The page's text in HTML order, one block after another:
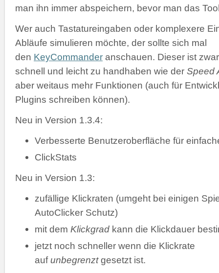
man ihn immer abspeichern, bevor man das
Wer auch Tastatureingaben oder komplexere
Abläufe simulieren möchte, der sollte sich mal
den KeyCommander anschauen. Dieser ist
schnell und leicht zu handhaben wie der Speed
aber weitaus mehr Funktionen (auch für
Plugins schreiben können).
Neu in Version 1.3.4:
Verbesserte Benutzeroberfläche für
ClickStats
Neu in Version 1.3:
zufällige Klickraten (umgeht bei einigen
AutoClicker Schutz)
mit dem Klickgrad kann die Klickdauer
jetzt noch schneller wenn die Klickrate
aufunbegrenztgesetzt ist.